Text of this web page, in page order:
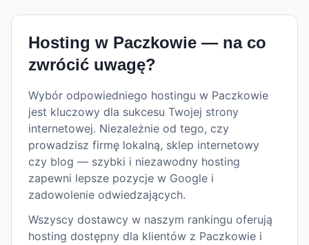
Hosting w Paczkowie — na co
zwrócić uwagę?
Wybór odpowiedniego hostingu w Paczkowie
jest kluczowy dla sukcesu Twojej strony
internetowej. Niezależnie od tego, czy
prowadzisz firmę lokalną, sklep internetowy
czy blog — szybki i niezawodny hosting
zapewni lepsze pozycje w Google i
zadowolenie odwiedzających.
Wszyscy dostawcy w naszym rankingu oferują
hosting dostępny dla klientów z Paczkowie i